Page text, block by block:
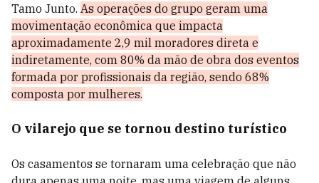
Tamo Junto. As operações do grupo geram uma
movimentação econômica que impacta
aproximadamente 2,9 mil moradores direta e
indiretamente, com 80% da mão de obra dos eventos
formada por profissionais da região, sendo 68%
composta por mulheres.
O vilarejo que se tornou destino turístico
Os casamentos se tornaram uma celebração que não